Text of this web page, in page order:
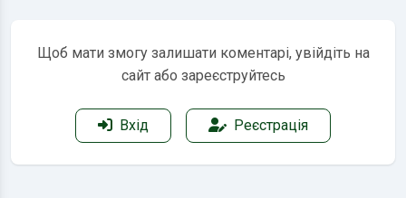
Щоб мати змогу залишати коментарі, увійдіть на
сайт або зареєструйтесь
Вхід Реєстрація